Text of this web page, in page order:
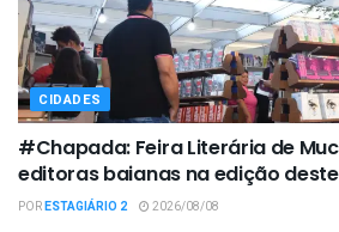
CIDADES
#Chapada: Feira Literária de
editoras baianas na edição
PORESTAGIÁRIO 2 2026/08/08